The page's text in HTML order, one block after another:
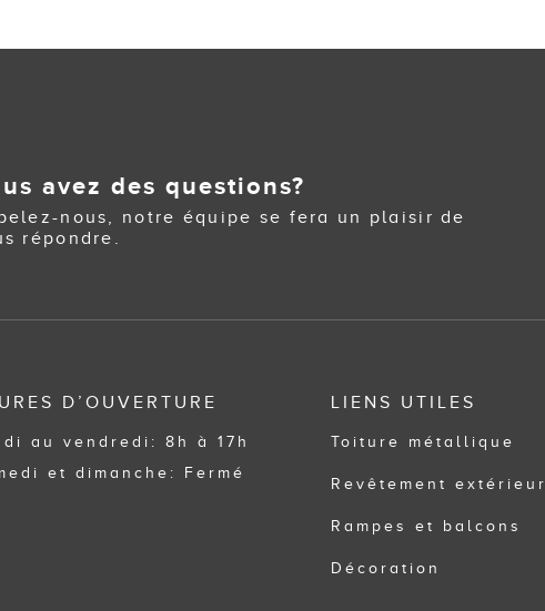
avez des questions?
nous, notre équipe se fera un plaisir de
répondre.
D’OUVERTURE
au vendredi: 8h à 17h
et dimanche: Fermé
LIENS UTILES
Toiture métallique
Revêtement extérieur
Rampes et balcons
Décoration